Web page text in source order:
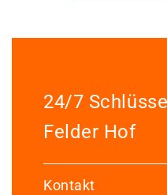
24/7
Felder Hof
Kontakt